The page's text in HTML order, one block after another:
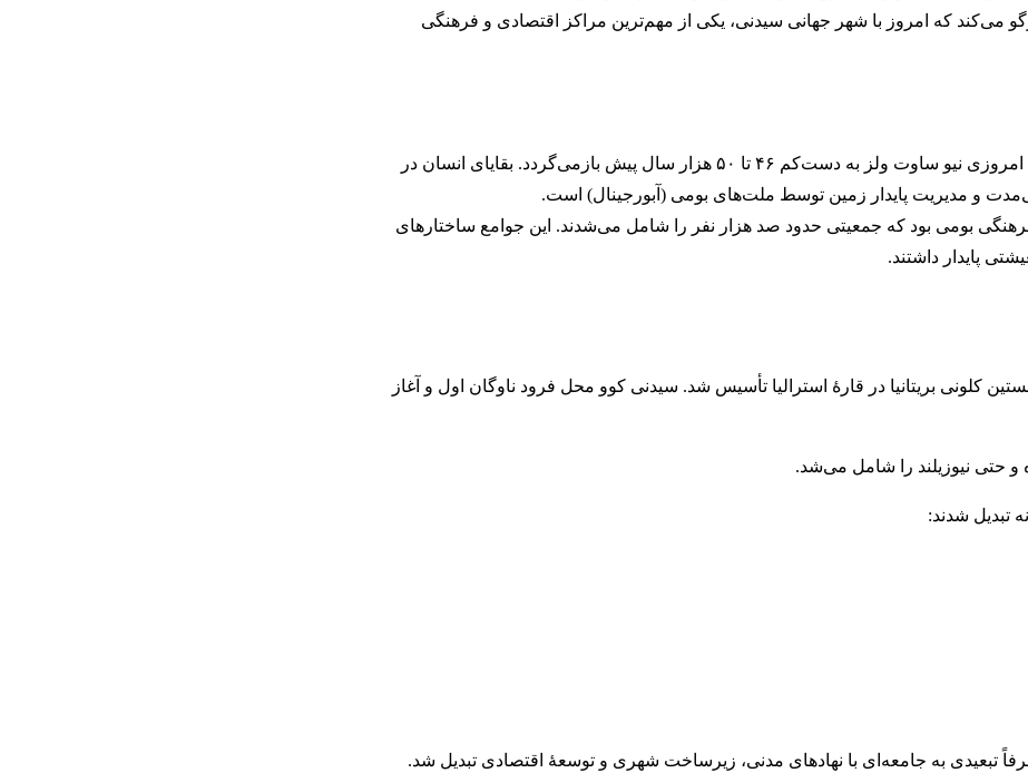
می‌کند که امروز با شهر جهانی سیدنی، یکی از مهم‌ترین مراکز اقتصادی و فرهنگی
شواهد باستان‌شناسی نشان می‌دهد که حضور انسان در سرزمین امروزی نیو ساوت ولز به دست‌کم ۴۶ تا ۵۰ هزار سال پیش بازمی‌گردد. بقایای انسان در
و مدیریت پایدار زمین توسط ملت‌های بومی (آبورجینال) است.
بومی بود که جمعیتی حدود صد هزار نفر را شامل می‌شدند. این جوامع ساختارهای
پایدار داشتند.
نیو ساوت ولز در ۲۶ ژانویهٔ ۱۷۸۸ به‌عنوان نخستین کلونی بریتانیا در قارهٔ استرالیا تأسیس شد. سیدنی کوو محل فرود ناوگان اول و آغاز
و حتی نیوزیلند را شامل می‌شد.
تبدیل شدند: